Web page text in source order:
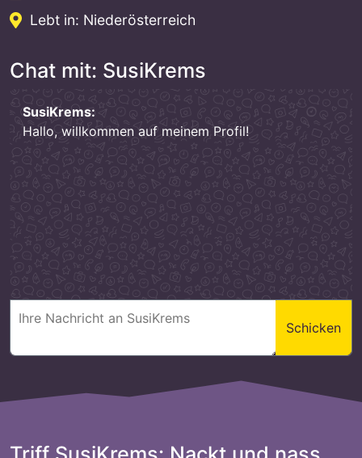
Lebt in: Niederösterreich
Chat mit: SusiKrems
SusiKrems:
Hallo, willkommen auf meinem Profil!
Schicken